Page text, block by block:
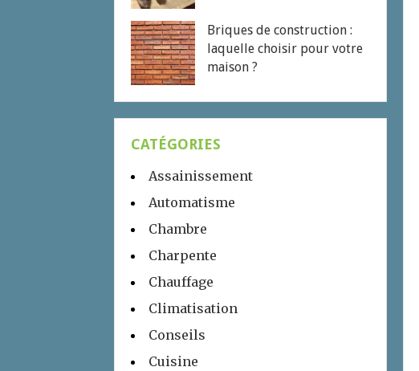
Briques de construction :
laquelle choisir pour votre
maison ?
CATÉGORIES
Assainissement
Automatisme
Chambre
Charpente
Chauffage
Climatisation
Conseils
Cuisine